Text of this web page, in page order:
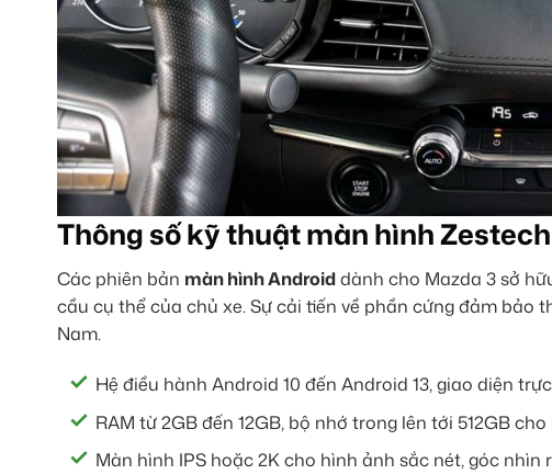
Thông số kỹ thuật màn hình Zestech
Các phiên bản màn hình Androiddành cho Mazda 3 sở
cầu cụ thể của chủ xe. Sự cải tiến về phần cứng đảm
Nam.
Hệ điều hành Android 10 đến Android 13, giao diện
RAM từ 2GB đến 12GB, bộ nhớ trong lên tới 512GB
Màn hình IPS hoặc 2K cho hình ảnh sắc nét, góc nhìn